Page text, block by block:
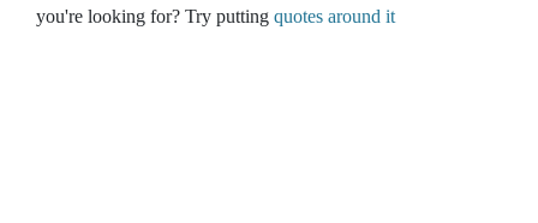
you're looking for? Try putting quotes around it